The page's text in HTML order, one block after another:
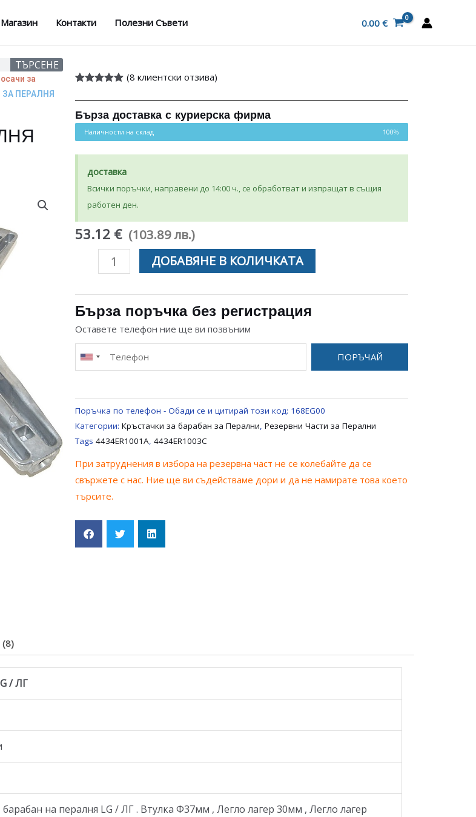
Магазин Контакти Полезни Съвети 0.00 €
ТЪРСЕНЕ
за
ПЕРАЛНЯ
от 5,
потребителски
(8 клиентски отзива)
Бърза доставка с куриерска фирма
Наличности на склад 100%
доставка
Всички поръчки, направени до 14:00 ч., се обработват и изпращат в същия
работен ден.
53.12 € (103.89 лв.)
количество
ЗА
БАРАБАН
ПЕРАЛНЯ
LG
ДОБАВЯНЕ В КОЛИЧКАТА
Бърза поръчка без регистрация
Оставете телефон ние ще ви позвъним
ПОРЪЧАЙ
Поръчка по телефон - Обади се и цитирай този код: 168EG00
Категории: Кръстачки за барабан за Перални, Резервни Части за Перални
Tags 4434ER1001A, 4434ER1003C
При затруднения в избора на резервна част не се колебайте да се
свържете с нас. Ние ще ви съдействаме дори и да не намирате това което
търсите.
(8)
/ ЛГ
на пералня LG / ЛГ . Втулка Ф37мм , Легло лагер 30мм , Легло лагер